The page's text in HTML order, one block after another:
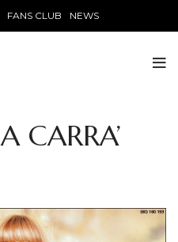
FANS CLUB NEWS
CARRA’